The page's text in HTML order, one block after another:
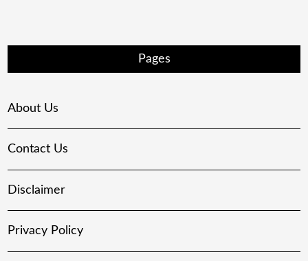
Pages
About Us
Contact Us
Disclaimer
Privacy Policy